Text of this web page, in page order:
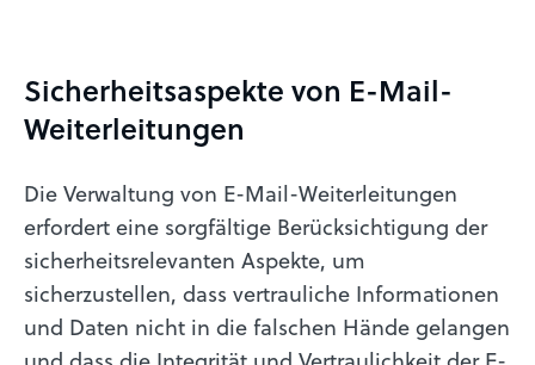
Sicher­heits­a­spekte von E-Mail-
Weiter­lei­tungen
Die Verwaltung von E-Mail-Weiterleitungen
erfordert eine sorgfältige Berücksichtigung der
sicherheitsrelevanten Aspekte, um
sicherzustellen, dass vertrauliche Informationen
und Daten nicht in die falschen Hände gelangen